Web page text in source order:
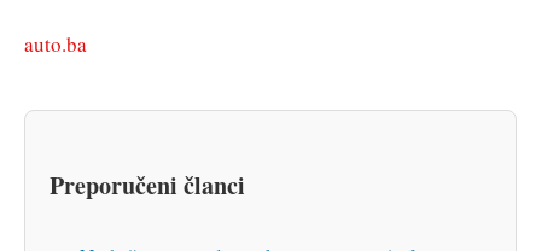
auto.ba
Preporučeni članci